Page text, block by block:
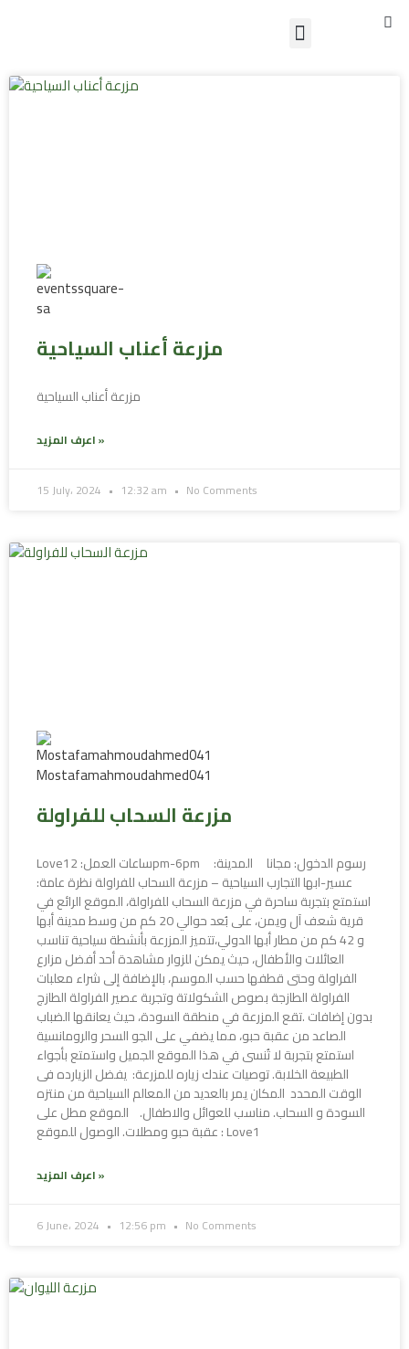
Menu
مزرعة أعناب السياحية
مزرعة أعناب السياحية
اعرف المزيد »
15 July، 2024 12:32 am No Comments
مزرعة السحاب للفراولة
Love1ساعات العمل: 2pm-6pm رسوم الدخول: مجانا المدينة:
عسير-ابها التجارب السياحية – مزرعة السحاب للفراولة نظرة عامة:
استمتع بتجربة ساحرة في مزرعة السحاب للفراولة، الموقع الرائع في
قرية شعف آل ويمن، على بُعد حوالي 20 كم من وسط مدينة أبها
و 42 كم من مطار أبها الدولي،تتميز المزرعة بأنشطة سياحية تناسب
العائلات والأطفال، حيث يمكن للزوار مشاهدة أحد أفضل مزارع
الفراولة وحتى قطفها حسب الموسم، بالإضافة إلى شراء معلبات
الفراولة الطازجة بصوص الشكولاتة وتجربة عصير الفراولة الطازج
بدون إضافات .تقع المزرعة في منطقة السودة، حيث يعانقها الضباب
الصاعد من عقبة حبو، مما يضفي على الجو السحر والرومانسية
استمتع بتجربة لا تُنسى في هذا الموقع الجميل واستمتع بأجواء
الطبيعة الخلابة. توصيات عندك زياره للمزرعة: يفضل الزيارده فى
الوقت المحدد المكان يمر بالعديد من المعالم السياحية من منتزه
السودة و السحاب. مناسب للعوائل والاطفال. الموقع مطل على
عقبة حبو ومطلات. الوصول للموقع : Love1
اعرف المزيد »
6 June، 2024 12:56 pm No Comments